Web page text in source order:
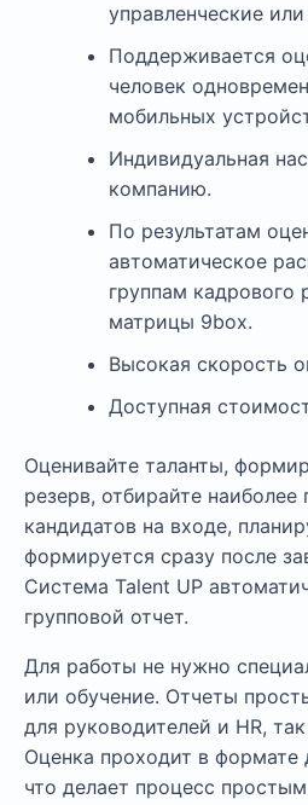
управленческие
Поддерживается
человек
мобильных
Индивидуальная
компанию.
По результатам
автоматическое
группам кадрового
матрицы 9box.
Высокая скорость
Доступная
Оценивайте таланты,
резерв, отбирайте наиболее
кандидатов на входе,
формируется сразу после
Система Talent UP
групповой отчет.
Для работы не нужно
или обучение. Отчеты
для руководителей и HR,
Оценка проходит в формате
что делает процесс